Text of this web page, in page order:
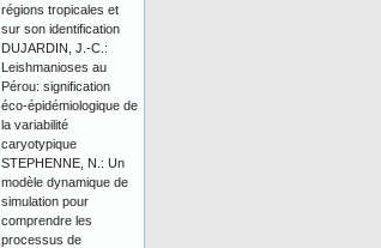
régions tropicales et
sur son identification
DUJARDIN, J.-C.:
Leishmanioses au
Pérou: signification
éco-épidémiologique de
la variabilité
caryotypique
STEPHENNE, N.: Un
modèle dynamique de
simulation pour
comprendre les
processus de